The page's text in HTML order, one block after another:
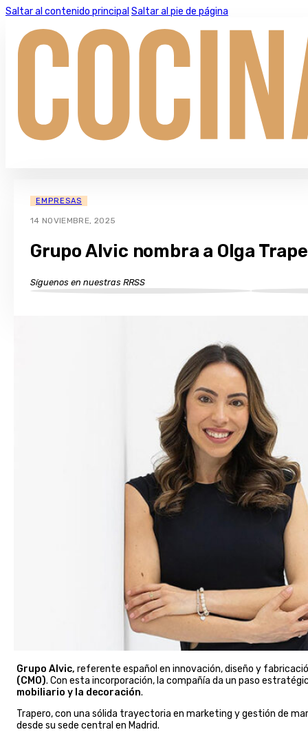
Saltar al contenido principal Saltar al pie de página
EMPRESAS
14 NOVIEMBRE, 2025
Grupo Alvic nombra a Olga
Síguenos en nuestras RRSS
Grupo Alvic, referente español en innovación, diseño y
(CMO). Con esta incorporación, la compañía da un paso
mobiliario y la decoración.
Trapero, con una sólida trayectoria en marketing y gestión de
desde su sede central en Madrid.